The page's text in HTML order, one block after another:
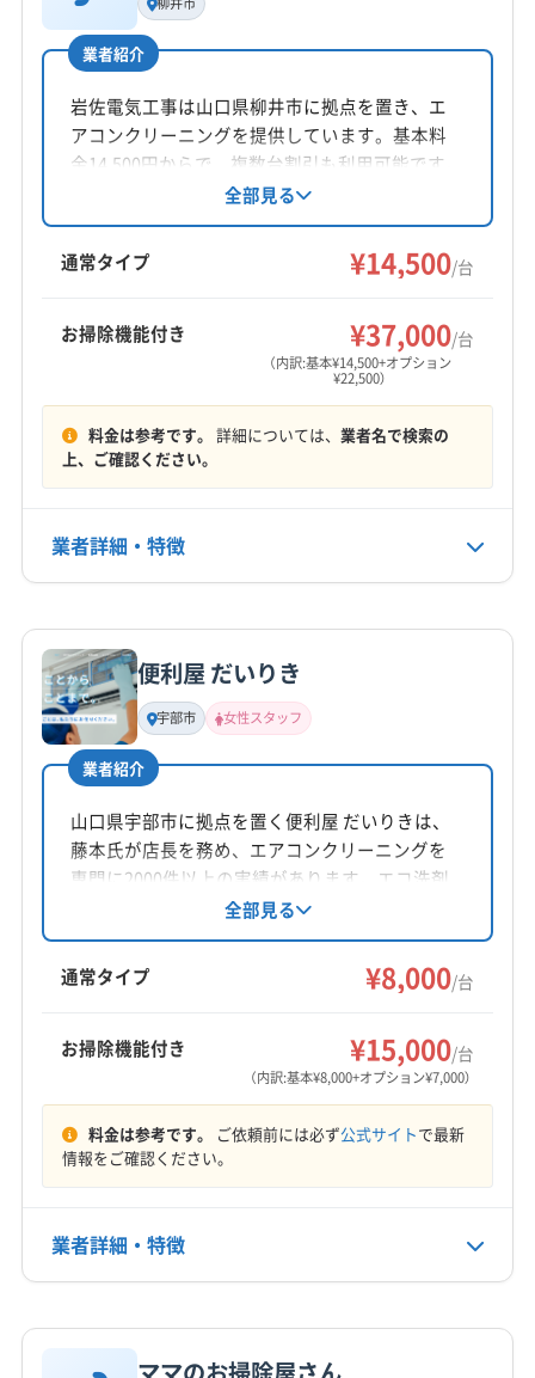
非公開
所在地
山口県岩国市
対応地域
岩国市 周南市
熊毛郡上関町
熊毛郡田布施町
熊毛郡平生町
大島郡周防大島町
(広島県) 廿日市市
定休日
月・火
非公開
公式サイトなし
業者紹介
岩佐電気工事は山口県柳井市に拠点を置き、エ
アコンクリーニングを提供しています。基本料
金14,500円からで、複数台割引も利用可能です。
お掃除機能付きエアコンのクリーニングにも対
応。平日8時から17時まで営業し、日曜日は定休
です。
全部見る
通常タイプ ¥14,500/台
お掃除機能付き ¥37,000/台
（内訳:基本¥14,500+オプション
¥22,500）
料金は参考です。 詳細については、 業者名で検索の
上、ご確認ください。
業者詳細・特徴
基本情報
代表者名
岩佐光
所在地
山口県柳井市柳井4771-16
対応地域
岩国市 山口市
柳井市
玖珂郡和木町 熊毛郡上関町
熊毛郡田布施町
熊毛郡平生町
8:00〜17:00
定休日
電話番号
公式HP
公式サイトなし
便利屋 だいりき
宇部市 女性スタッフ
業者紹介
山口県宇部市に拠点を置く便利屋 だいりきは、
藤本氏が店長を務め、エアコンクリーニングを
専門に2000件以上の実績があります。エコ洗剤
を使用し、土日祝日も対応、女性スタッフも在
籍。防カビ・抗菌コーティングも実施し、丁寧
な作業とコミュニケーションを心がけていま
す。
全部見る
通常タイプ ¥8,000/台
お掃除機能付き ¥15,000/台
（内訳:基本¥8,000+オプション¥7,000）
料金は参考です。 ご依頼前には必ず公式サイトで最新
情報をご確認ください。
業者詳細・特徴